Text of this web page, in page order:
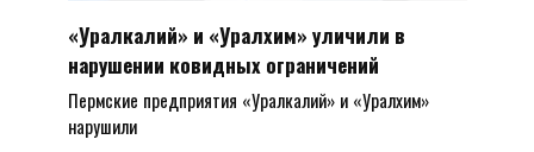
«Уралкалий» и «Уралхим» уличили в
нарушении ковидных ограничений
Пермские предприятия «Уралкалий» и «Уралхим»
нарушили